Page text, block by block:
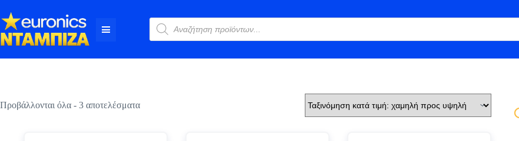
στο
περιεχόμενο
Αναζήτηση
προϊόντων
Προβάλλονται όλα - 3 αποτελέσματαSorted